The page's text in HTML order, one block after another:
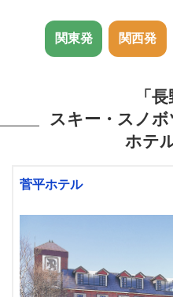
関東発 関西発
「
スキー・スノボ
ホテ
菅平ホテル